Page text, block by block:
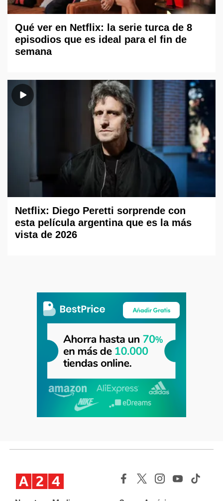
Qué ver en Netflix: la serie turca de 8
episodios que es ideal para el fin de
semana
Netflix: Diego Peretti sorprende con
esta película argentina que es la más
vista de 2026